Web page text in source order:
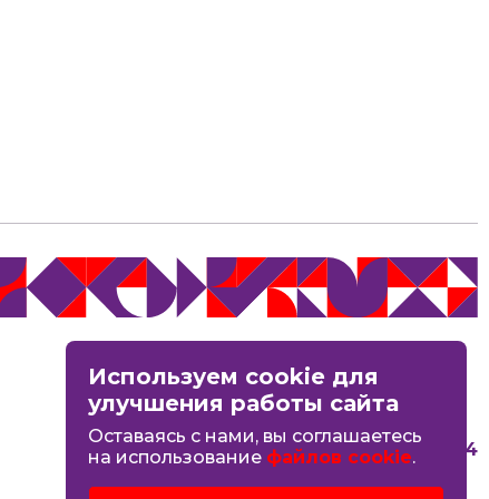
Вконтакте
8 (4942) 44-06-14
Используем cookie для
улучшения работы сайта
Оставаясь с нами, вы соглашаетесь
на использование файлов cookie.